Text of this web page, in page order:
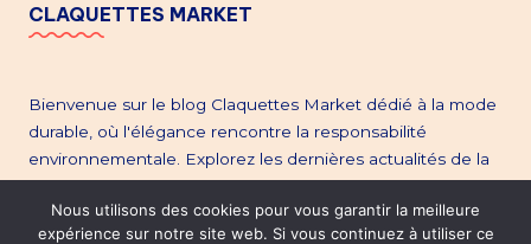
CLAQUETTES MARKET
Bienvenue sur le blog Claquettes Market dédié à la mode
durable, où l'élégance rencontre la responsabilité
environnementale. Explorez les dernières actualités de la
mode éthique, plongez dans l'univers de la seconde main,
et restez à la pointe des tendances. Découvrez notre site
Nous utilisons des cookies pour vous garantir la meilleure
expérience sur notre site web. Si vous continuez à utiliser ce